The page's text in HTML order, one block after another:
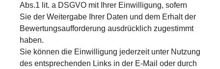
Abs.1 lit. a DSGVO mit Ihrer Einwilligung, sofern
Sie der Weitergabe Ihrer Daten und dem Erhalt der
Bewertungsaufforderung ausdrücklich zugestimmt
haben.
Sie können die Einwilligung jederzeit unter Nutzung
des entsprechenden Links in der E-Mail oder durch